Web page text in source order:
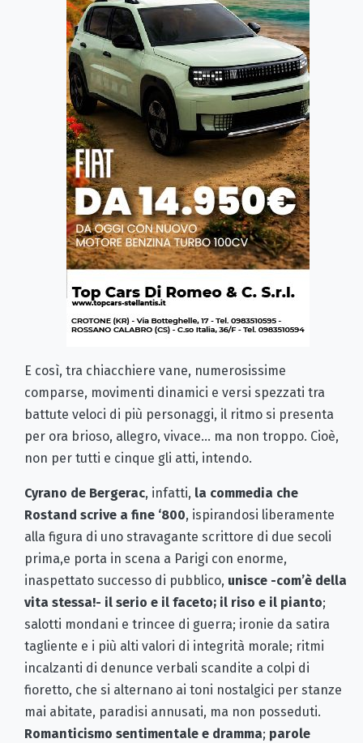
E così, tra chiacchiere vane, numerosissime
comparse, movimenti dinamici e versi spezzati tra
battute veloci di più personaggi, il ritmo si presenta
per ora brioso, allegro, vivace… ma non troppo. Cioè,
non per tutti e cinque gli atti, intendo.
Cyrano de Bergerac, infatti, la commedia che
Rostand scrive a fine ‘800, ispirandosi liberamente
alla figura di uno stravagante scrittore di due secoli
prima,e porta in scena a Parigi con enorme,
inaspettato successo di pubblico, unisce -com’è della
vita stessa!- il serio e il faceto; il riso e il pianto;
salotti mondani e trincee di guerra; ironie da satira
tagliente e i più alti valori di integrità morale; ritmi
incalzanti di denunce verbali scandite a colpi di
fioretto, che si alternano ai toni nostalgici per stanze
mai abitate, paradisi annusati, ma non posseduti.
Romanticismo sentimentale e dramma; parole